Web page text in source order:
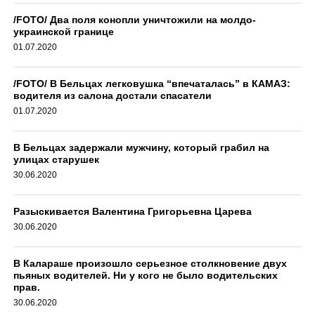
/FOTO/ Два поля конопли уничтожили на молдо-
украинской границе
01.07.2020
/FOTO/ В Бельцах легковушка “впечаталась” в КАМАЗ:
водителя из салона достали спасатели
01.07.2020
В Бельцах задержали мужчину, который грабил на
улицах старушек
30.06.2020
Разыскивается Валентина Григорьевна Царева
30.06.2020
В Калараше произошло серьезное столкновение двух
пьяных водителей. Ни у кого не было водительских
прав.
30.06.2020